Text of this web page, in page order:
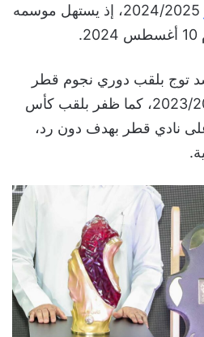
2024/2025، إذ يستهل موسمه
توج بلقب دوري نجوم قطر
في الموسم الماضي 2023/2024، كما ظفر بلقب كأس
على نادي قطر بهدف دون رد،